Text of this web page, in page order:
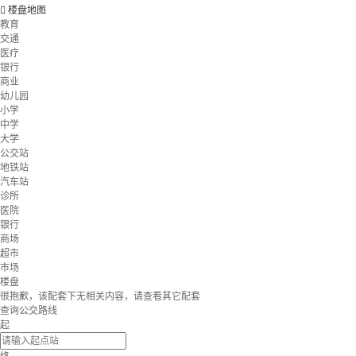
 楼盘地图
教育
交通
医疗
银行
商业
幼儿园
小学
中学
大学
公交站
地铁站
汽车站
诊所
医院
银行
商场
超市
市场
楼盘
很抱歉，该配套下无相关内容，请查看其它配套
查询公交路线
起